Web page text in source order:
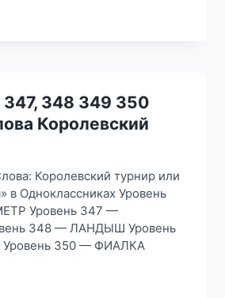
347, 348 349 350
Королевский
Королевский турнир или
в Одноклассниках Уровень
Уровень 347 —
348 — ЛАНДЫШ Уровень
350 — ФИАЛКА